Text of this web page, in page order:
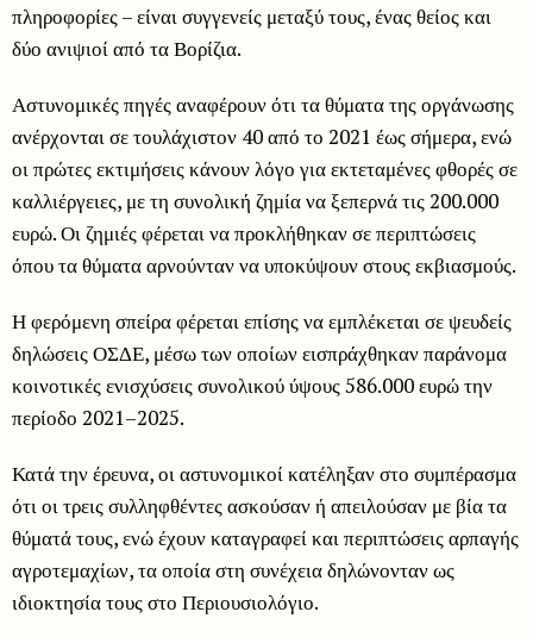
πληροφορίες – είναι συγγενείς μεταξύ τους, ένας θείος και
δύο ανιψιοί από τα Βορίζια.
Αστυνομικές πηγές αναφέρουν ότι τα θύματα της οργάνωσης
ανέρχονται σε τουλάχιστον 40 από το 2021 έως σήμερα, ενώ
οι πρώτες εκτιμήσεις κάνουν λόγο για εκτεταμένες φθορές σε
καλλιέργειες, με τη συνολική ζημία να ξεπερνά τις 200.000
ευρώ. Οι ζημιές φέρεται να προκλήθηκαν σε περιπτώσεις
όπου τα θύματα αρνούνταν να υποκύψουν στους εκβιασμούς.
Η φερόμενη σπείρα φέρεται επίσης να εμπλέκεται σε ψευδείς
δηλώσεις ΟΣΔΕ, μέσω των οποίων εισπράχθηκαν παράνομα
κοινοτικές ενισχύσεις συνολικού ύψους 586.000 ευρώ την
περίοδο 2021–2025.
Κατά την έρευνα, οι αστυνομικοί κατέληξαν στο συμπέρασμα
ότι οι τρεις συλληφθέντες ασκούσαν ή απειλούσαν με βία τα
θύματά τους, ενώ έχουν καταγραφεί και περιπτώσεις αρπαγής
αγροτεμαχίων, τα οποία στη συνέχεια δηλώνονταν ως
ιδιοκτησία τους στο Περιουσιολόγιο.